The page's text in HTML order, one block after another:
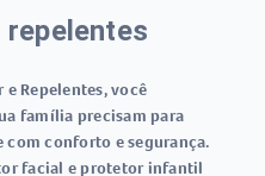
Repelentes, você
família precisam para
conforto e segurança.
facial e protetor infantil